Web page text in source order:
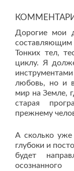
Дорогие мои
Тонких тел,
циклу. Я
любовь, но и
мир на Земле,
старая
прежнему
А сколько
глубоки и
будет